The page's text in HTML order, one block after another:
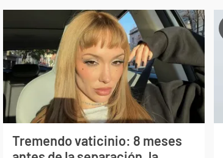
Tremendo vaticinio: 8 meses